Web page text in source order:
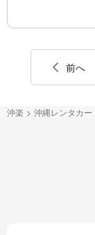
前へ
沖楽 沖縄レンタカー